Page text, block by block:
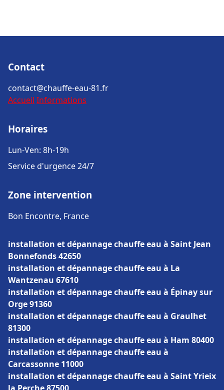
Contact
contact@chauffe-eau-81.fr
Accueil Informations
Horaires
Lun-Ven: 8h-19h
Service d'urgence 24/7
Zone intervention
Bon Encontre, France
installation et dépannage chauffe eau à Saint Jean
Bonnefonds 42650
installation et dépannage chauffe eau à La
Wantzenau 67610
installation et dépannage chauffe eau à Épinay sur
Orge 91360
installation et dépannage chauffe eau à Graulhet
81300
installation et dépannage chauffe eau à Ham 80400
installation et dépannage chauffe eau à
Carcassonne 11000
installation et dépannage chauffe eau à Saint Yrieix